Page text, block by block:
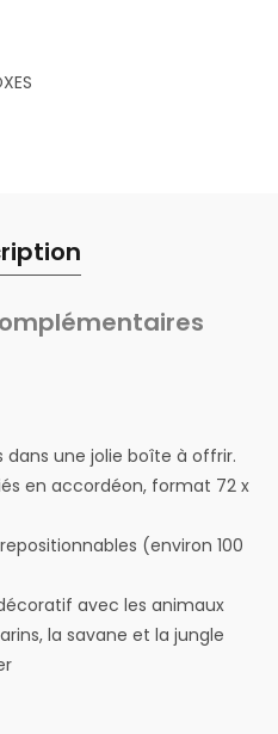
une jolie boîte à offrir.
en accordéon, format 72 x
(environ 100
avec les animaux
la savane et la jungle